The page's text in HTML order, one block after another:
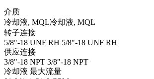
介质
冷却液, MQL冷却液, MQL
转子连接
5/8"-18 UNF RH 5/8"-18 UNF RH
供应连接
3/8"-18 NPT 3/8"-18 NPT
冷却液 最大流量